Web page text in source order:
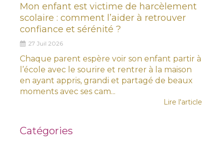
Mon enfant est victime de harcèlement
scolaire : comment l’aider à retrouver
confiance et sérénité ?
27 Juil 2026
Chaque parent espère voir son enfant partir à
l’école avec le sourire et rentrer à la maison
en ayant appris, grandi et partagé de beaux
moments avec ses cam...
Lire l'article
Catégories